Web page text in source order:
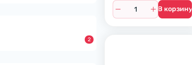
2
В корзину